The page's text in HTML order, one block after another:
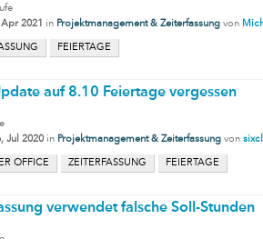
2021 in Projektmanagement & Zeiterfassung von
FEIERTAGE
auf 8.10 Feiertage vergessen
Jul 2020 in Projektmanagement & Zeiterfassung von
OFFICE ZEITERFASSUNG FEIERTAGE
verwendet falsche Soll-Stunden